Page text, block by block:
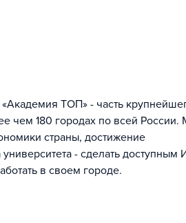
ТОП» - часть
чем 180 городах по всей России.
страны, достижение
- сделать доступным
в своем городе.